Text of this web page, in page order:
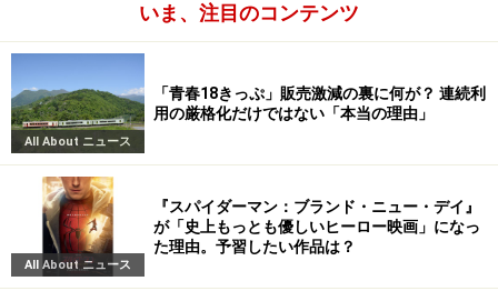
いま、注目のコンテンツ
All About ニュース
「青春18きっぷ」販売激減の裏に何が？ 連続利
用の厳格化だけではない「本当の理由」
All About ニュース
『スパイダーマン：ブランド・ニュー・デイ』
が「史上もっとも優しいヒーロー映画」になっ
た理由。予習したい作品は？